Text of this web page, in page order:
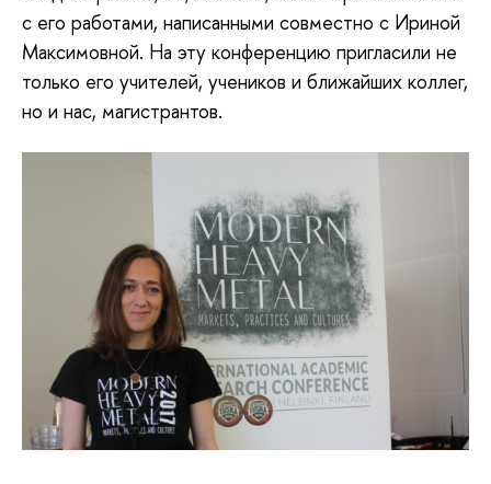
с его работами, написанными совместно с Ириной
Максимовной. На эту конференцию пригласили не
только его учителей, учеников и ближайших коллег,
но и нас, магистрантов.